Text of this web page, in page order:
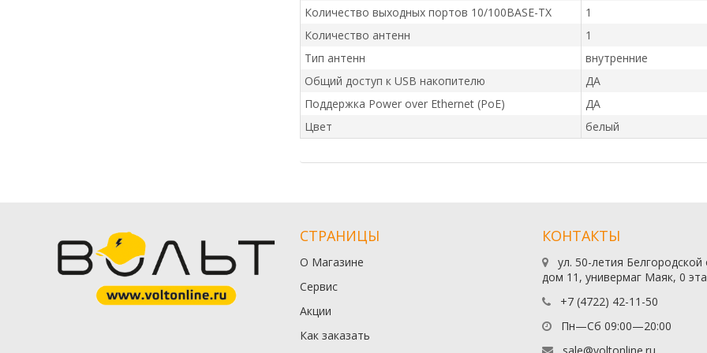
Количество выходных портов 10/100BASE-TX
1
Количество антенн
1
Тип антенн
внутренние
Общий доступ к USB накопителю
ДА
Поддержка Power over Ethernet (PoE)
ДА
Цвет
белый
СТРАНИЦЫ
О Магазине
Сервис
Акции
Как заказать
КОНТАКТЫ
ул. 50-летия Белгородской
дом 11, универмаг Маяк, 0
+7 (4722) 42-11-50
Пн—Сб 09:00—20:00